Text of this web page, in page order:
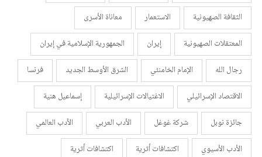
الثقافة الصهيونية
الاستعمار
معاناة الأسرى
المعتقلات الصهيونية
إيران
الجمهورية الإسلامية في إيران
رجال الله
الإمام الخامنئي الشرق الأوسط الجديد
فرنسا
الاقتصاد الإسرائيلي
الاغتيالات الإسرائيلية
إسماعيل هنية
جائزة نوبل
شركة غوغل الأدب العربي
الأدب العالمي
الأدب الأسيوي
اكتشافات أثرية
اكتشافات أثرية